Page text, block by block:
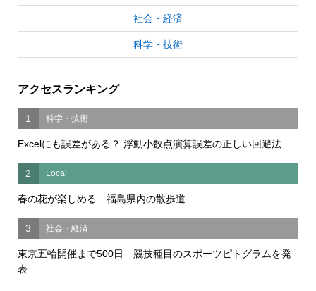
社会・経済
科学・技術
アクセスランキング
1 科学・技術
Excelにも誤差がある？ 浮動小数点演算誤差の正しい回避法
2 Local
春の花が楽しめる 福島県内の散歩道
3 社会・経済
東京五輪開催まで500日 競技種目のスポーツピトグラムを発
表